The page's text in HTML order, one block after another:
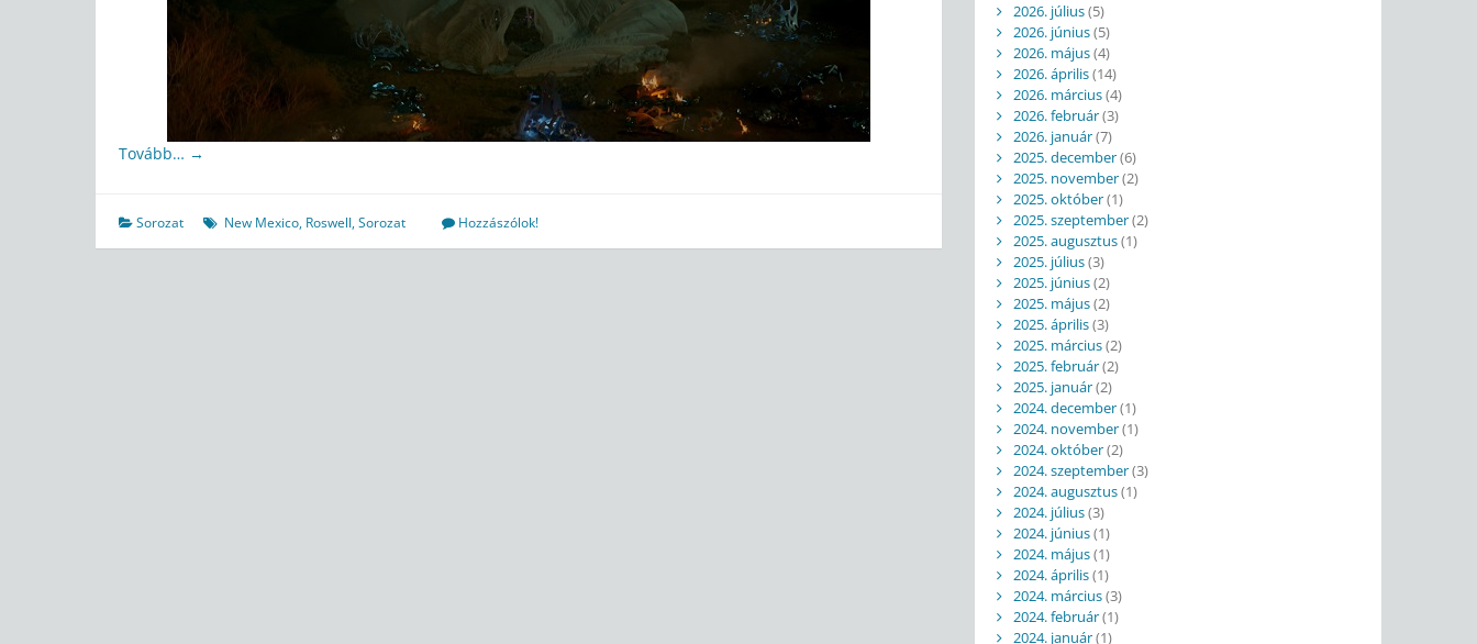
Tovább… →
Sorozat New Mexico, Roswell,Sorozat Hozzászólok!
2026. július(5)
2026. június(5)
2026. május(4)
2026. április(14)
2026. március(4)
2026. február(3)
2026. január(7)
2025. december(6)
2025. november(2)
2025. október(1)
2025. szeptember(2)
2025. augusztus(1)
2025. július(3)
2025. június(2)
2025. május(2)
2025. április(3)
2025. március(2)
2025. február(2)
2025. január(2)
2024. december(1)
2024. november(1)
2024. október(2)
2024. szeptember(3)
2024. augusztus(1)
2024. július(3)
2024. június(1)
2024. május(1)
2024. április(1)
2024. március(3)
2024. február(1)
2024. január(1)